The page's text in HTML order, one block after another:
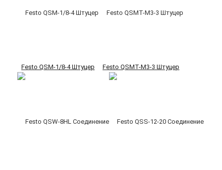
Festo QSM-1/8-4 Штуцер Festo QSMT-M3-3 Штуцер